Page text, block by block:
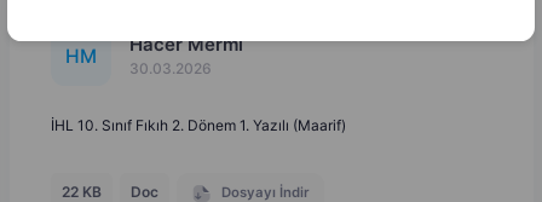
HM Hacer Mermi
30.03.2026
İHL 10. Sınıf Fıkıh 2. Dönem 1. Yazılı (Maarif)
22 KB Doc Dosyayı İndir